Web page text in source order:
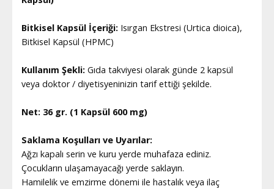
Bitkisel Kapsül İçeriği: Isırgan Ekstresi (Urtica dioica),
Bitkisel Kapsül (HPMC)
Kullanım Şekli: Gıda takviyesi olarak günde 2 kapsül
veya doktor / diyetisyeninizin tarif ettiği şekilde.
Net: 36 gr. (1 Kapsül 600 mg)
Saklama Koşulları ve Uyarılar:
Ağzı kapalı serin ve kuru yerde muhafaza ediniz.
Çocukların ulaşamayacağı yerde saklayın.
Hamilelik ve emzirme dönemi ile hastalık veya ilaç